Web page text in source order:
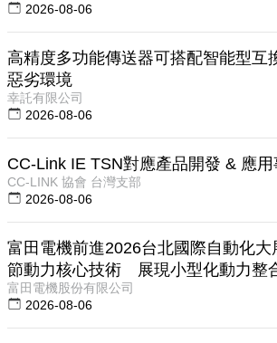
2026-08-06
高精度多功能傳送器可搭配智能型互
惡劣環境
幸託有限公司
2026-08-06
CC-Link IE TSN對應產品開發 & 應
CC-LINK 協會 台灣支部
2026-08-06
富田電機前進2026台北國際自動化大
節動力核心技術 展現小型化動力整
富田電機股份有限公司
2026-08-06